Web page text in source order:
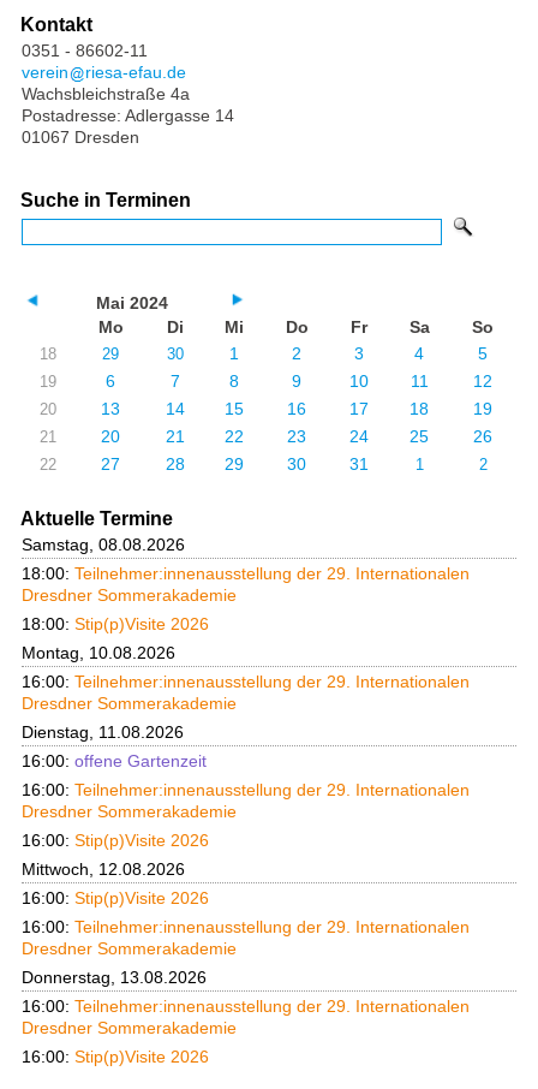
Kontakt
0351 - 86602-11
verein
riesa-efau.de
Wachsbleichstraße 4a
Postadresse: Adlergasse 14
01067 Dresden
Suche in Terminen
Mai 2024
Mo
Di Mi Do Fr Sa So
18 29 30 1 2 3 4 5
19 6 7 8 9 10 11 12
20 13 14 15 16 17 18 19
21 20 21 22 23 24 25 26
22 27 28 29 30 31 1 2
Aktuelle Termine
Samstag, 08.08.2026
18:00: Teilnehmer:innenausstellung der 29. Internationalen
Dresdner Sommerakademie
18:00: Stip(p)Visite 2026
Montag, 10.08.2026
16:00: Teilnehmer:innenausstellung der 29. Internationalen
Dresdner Sommerakademie
Dienstag, 11.08.2026
16:00: offene Gartenzeit
16:00: Teilnehmer:innenausstellung der 29. Internationalen
Dresdner Sommerakademie
16:00: Stip(p)Visite 2026
Mittwoch, 12.08.2026
16:00: Stip(p)Visite 2026
16:00: Teilnehmer:innenausstellung der 29. Internationalen
Dresdner Sommerakademie
Donnerstag, 13.08.2026
16:00: Teilnehmer:innenausstellung der 29. Internationalen
Dresdner Sommerakademie
16:00: Stip(p)Visite 2026